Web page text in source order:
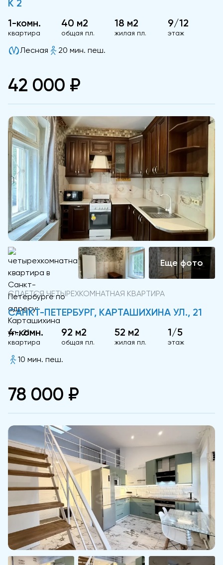
К 2
1-комн.
квартира
40 м2
общая пл.
18 м2
жилая пл.
9/12
этаж
Лесная 20 мин. пеш.
42 000 ₽
СДАЕТСЯ ЧЕТЫРЕХКОМНАТНАЯ КВАРТИРА
САНКТ-ПЕТЕРБУРГ, КАРТАШИХИНА УЛ., 21
4-комн.
квартира
92 м2
общая пл.
52 м2
жилая пл.
1/5
этаж
10 мин. пеш.
78 000 ₽